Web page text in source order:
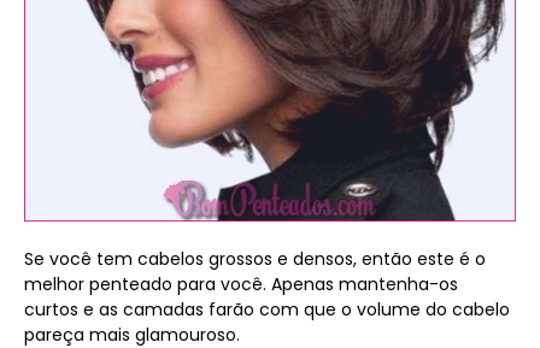
Se você tem cabelos grossos e densos, então este é o
melhor penteado para você. Apenas mantenha-os
curtos e as camadas farão com que o volume do cabelo
pareça mais glamouroso.